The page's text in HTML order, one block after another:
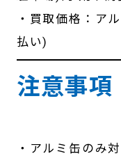
・買取価格：ア
払い)
注意事項
・アルミ缶のみ